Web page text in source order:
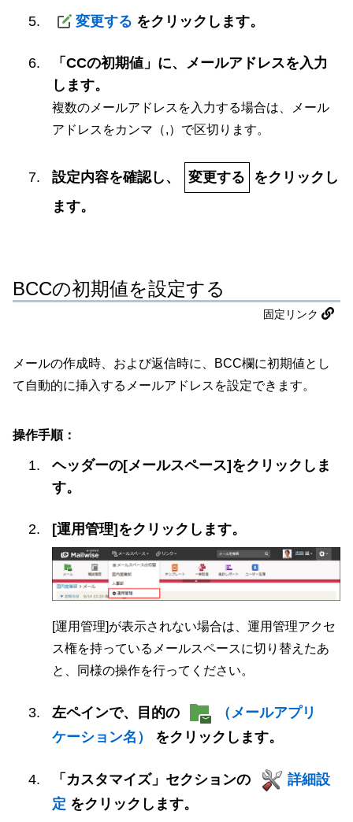
変更する をクリックします。
「CCの初期値」に、メールアドレスを入力
します。
複数のメールアドレスを入力する場合は、メール
アドレスをカンマ（,）で区切ります。
設定内容を確認し、 変更する
をクリックし
ます。
BCCの初期値を設定する
固定リンク
メールの作成時、および返信時に、BCC欄に初期値とし
て自動的に挿入するメールアドレスを設定できます。
操作手順：
ヘッダーの[メールスペース]をクリックしま
す。
[運用管理]をクリックします。
[運用管理]が表示されない場合は、運用管理アクセ
ス権を持っているメールスペースに切り替えたあ
と、同様の操作を行ってください。
左ペインで、目的の
（メールアプリ
ケーション名）
をクリックします。
「カスタマイズ」セクションの
詳細設
定 をクリックします。